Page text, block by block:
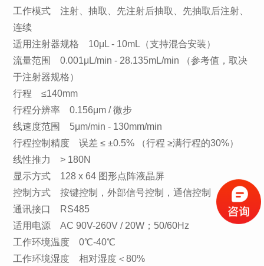
工作模式 注射、抽取、先注射后抽取、先抽取后注射、
连续
适用注射器规格 10μL - 10mL（支持混合安装）
流量范围 0.001μL/min - 28.135mL/min （参考值，取决
于注射器规格）
行程 ≤140mm
行程分辨率 0.156μm / 微步
线速度范围 5μm/min - 130mm/min
行程控制精度 误差 ≤ ±0.5% （行程 ≥满行程的30%）
线性推力 > 180N
显示方式 128 x 64 图形点阵液晶屏
控制方式 按键控制，外部信号控制，通信控制
通讯接口 RS485
适用电源 AC 90V-260V / 20W；50/60Hz
工作环境温度 0℃-40℃
工作环境湿度 相对湿度＜80%